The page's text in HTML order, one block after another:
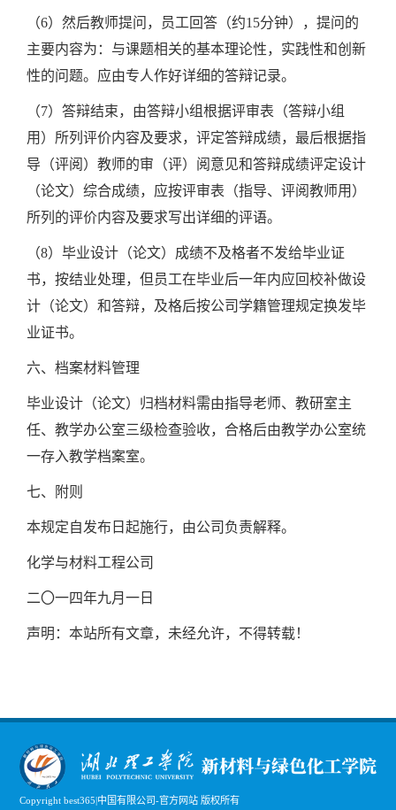
（6）然后教师提问，员工回答（约15分钟），提问的
主要内容为：与课题相关的基本理论性，实践性和创新
性的问题。应由专人作好详细的答辩记录。
（7）答辩结束，由答辩小组根据评审表（答辩小组
用）所列评价内容及要求，评定答辩成绩，最后根据指
导（评阅）教师的审（评）阅意见和答辩成绩评定设计
（论文）综合成绩，应按评审表（指导、评阅教师用）
所列的评价内容及要求写出详细的评语。
（8）毕业设计（论文）成绩不及格者不发给毕业证
书，按结业处理，但员工在毕业后一年内应回校补做设
计（论文）和答辩，及格后按公司学籍管理规定换发毕
业证书。
六、档案材料管理
毕业设计（论文）归档材料需由指导老师、教研室主
任、教学办公室三级检查验收，合格后由教学办公室统
一存入教学档案室。
七、附则
本规定自发布日起施行，由公司负责解释。
化学与材料工程公司
二〇一四年九月一日
声明：本站所有文章，未经允许，不得转载！
Copyright best365|中国有限公司-官方网站 版权所有